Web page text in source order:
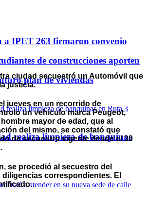
a IPET 263 firmaron convenio
de construcciones aporten
plan de viviendas
realiza limpieza de banquinas
ciudad secuestró un Automóvil que
justicia.
jueves en un recorrido de
un vehículo marca Peugeot,
mayor de edad, que al
del mismo, se constató que
de secuestro vigente desde el 30
se procedió al secuestro del
correspondientes. El